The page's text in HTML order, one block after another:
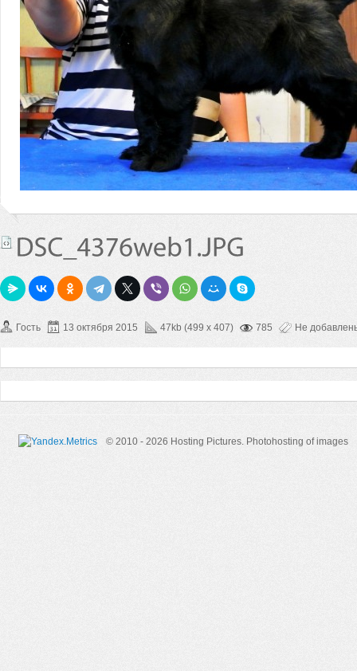
Гость 13 октября 2015 47kb (499 x 407) 785 Не
© 2010 - 2026 Hosting Pictures. Photohosting of images